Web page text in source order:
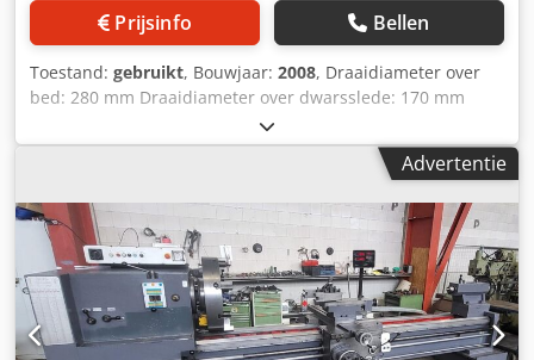
Prijsinfo Bellen
Toestand: gebruikt, Bouwjaar: 2008, Draaidiameter over
bed: 280 mm Draaidiameter over dwarsslede: 170 mm
Centerhoogte: 220 mm Afstand tussen centers: 1600 mm
Spiltoerental: 25–1320 omw/min Dkjdpfx Aezh N Uqef Uor
Spilboring: 75 mm Taillebus opname achterkop: MK 4
Machinegewicht ca.: 2025 kg - Heidenhain digitale
uitlezing - Multifix gereedschapshouder -
Koelvloeistofinstallatie - Machinelamp - Toebehoren
Advertentie